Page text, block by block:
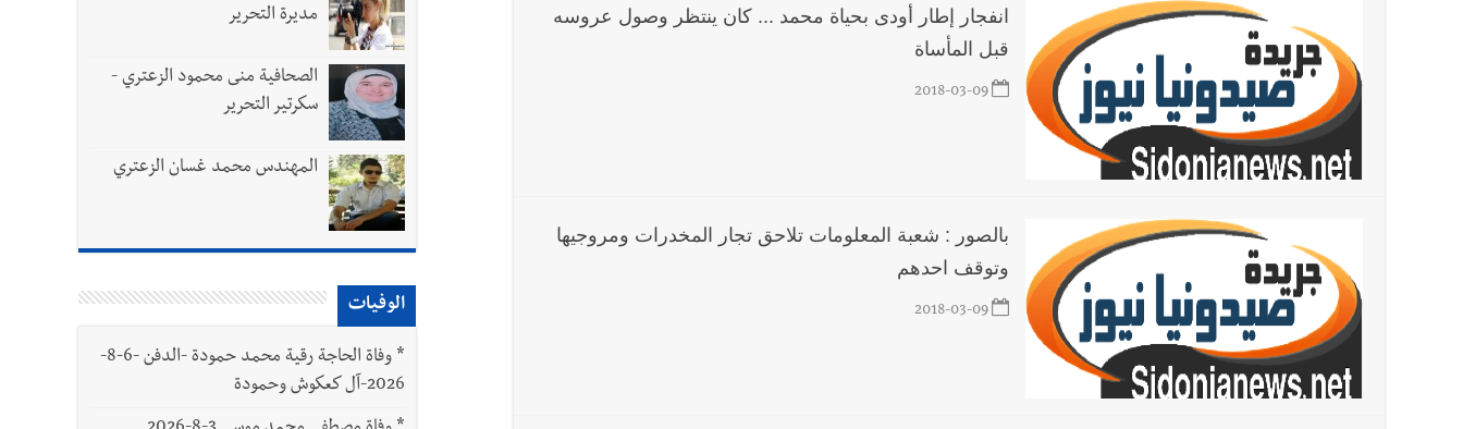
أخبار لبنان بهية الحريري تقدم بإسم الرئيس سعد الحريري التعازي بوفاة الراحل ميشال معلولي
أخبار لبنان الجيش اللبناني : إصابة أحد العسكريين بجروح طفيفة نتيجة استهداف إسرائيلي معادٍ لجرافة للجيش في بلدة المنصوري - صور
أخبار لبنان مسيّرة أسرائيلية القت قنبلة صوتية باتجاه جرافة للجيش اللبناني خلال عملها في المنصوري ومعلومات أولية عن اصابة أحد العسكريين
أخبار لبنان بسام طليس : نرفض فرض ضريبة جديدة على المحروقات تحت شعار حماية البيئة والأولوية اليوم للتخفيف من معاناة المواطنين
العالم العربي
رجل الاعمال الاماراتي خلف الحبتور : 112 شهيداً شُيّعوا في ‫غزة‬ بعد أن بقوا تحت الأنقاض منذ عام 2023: أيُعقل أن يبقى الشعب الفلسطيني يعيش كل هذا الألم؟ وإلى متى
تستمر هذه المعاناة التي تمزق القلوب والضمائر؟
انفجار إطار أودى بحياة محمد ... كان ينتظر وصول عروسه
قبل المأساة
2018-03-09
بالصور : شعبة المعلومات تلاحق تجار المخدرات ومروجيها
وتوقف احدهم
2018-03-09
مديرة التحرير
الصحافية منى محمود الزعتري -
سكرتير التحرير
المهندس محمد غسان الزعتري
الوفيات
*
وفاة الحاجة رقية محمد حمودة -الدفن -6-8-
2026-آل كعكوش وحمودة